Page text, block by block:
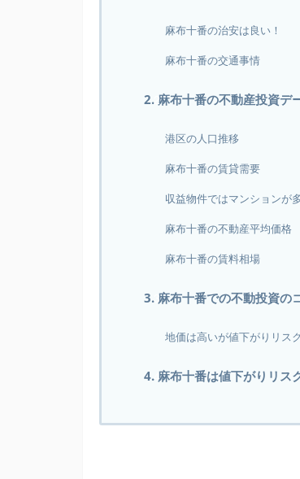
麻布十番の治安は良い！
麻布十番の交通事情
2. 麻布十番の不動産投資デ
港区の人口推移
麻布十番の賃貸需要
収益物件ではマンションが
麻布十番の不動産平均価格
麻布十番の賃料相場
3. 麻布十番での不動投資の
地価は高いが値下がりリス
4. 麻布十番は値下がりリス